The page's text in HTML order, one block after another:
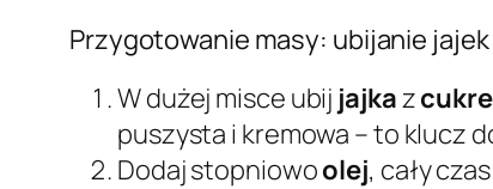
Przygotowanie masy: ubijanie
W dużej misce ubij jajkaz
puszysta i kremowa – to klucz
Dodaj stopniowoolej, cały